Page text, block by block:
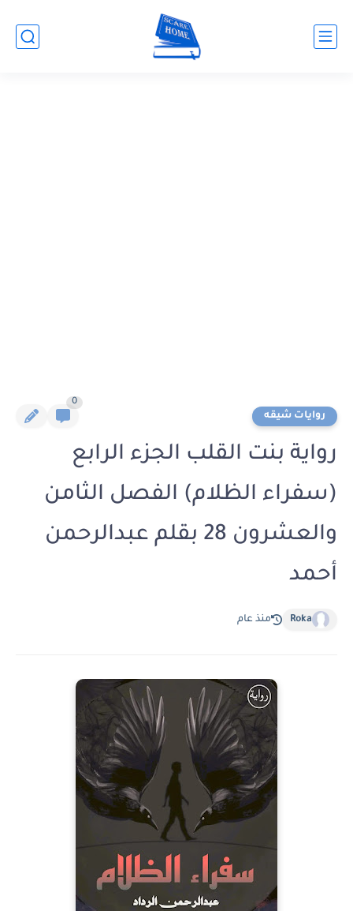
روايات شيقه
0
رواية بنت القلب الجزء الرابع
(سفراء الظلام) الفصل الثامن
والعشرون 28 بقلم عبدالرحمن
أحمد
Roka منذ عام